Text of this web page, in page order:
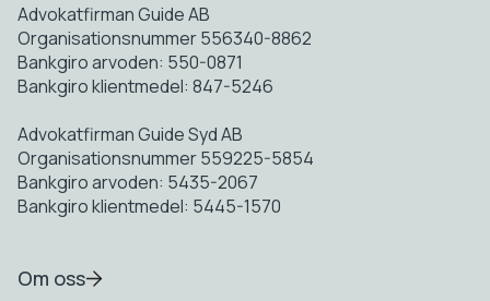
Advokatfirman Guide AB
Organisationsnummer 556340-8862
Bankgiro arvoden: 550-0871
Bankgiro klientmedel: 847-5246
Advokatfirman Guide Syd AB
Organisationsnummer 559225-5854
Bankgiro arvoden: 5435-2067
Bankgiro klientmedel: 5445-1570
Om oss